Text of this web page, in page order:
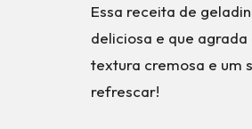
Essa receita de
deliciosa e que
textura cremosa e um
refrescar!